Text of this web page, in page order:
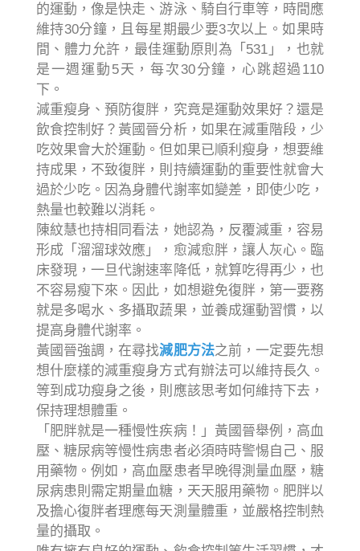
的運動，像是快走、游泳、騎自行車等，時間應
維持30分鐘，且每星期最少要3次以上。如果時
間、體力允許，最佳運動原則為「531」，也就
是一週運動5天，每次30分鐘，心跳超過110
下。
減重瘦身、預防復胖，究竟是運動效果好？還是
飲食控制好？黃國晉分析，如果在減重階段，少
吃效果會大於運動。但如果已順利瘦身，想要維
持成果，不致復胖，則持續運動的重要性就會大
過於少吃。因為身體代謝率如變差，即使少吃，
熱量也較難以消耗。
陳紋慧也持相同看法，她認為，反覆減重，容易
形成「溜溜球效應」，愈減愈胖，讓人灰心。臨
床發現，一旦代謝速率降低，就算吃得再少，也
不容易瘦下來。因此，如想避免復胖，第一要務
就是多喝水、多攝取蔬果，並養成運動習慣，以
提高身體代謝率。
黃國晉強調，在尋找減肥方法之前，一定要先想
想什麼樣的減重瘦身方式有辦法可以維持長久。
等到成功瘦身之後，則應該思考如何維持下去，
保持理想體重。
「肥胖就是一種慢性疾病！」黃國晉舉例，高血
壓、糖尿病等慢性病患者必須時時警惕自己、服
用藥物。例如，高血壓患者早晚得測量血壓，糖
尿病患則需定期量血糖，天天服用藥物。肥胖以
及擔心復胖者理應每天測量體重，並嚴格控制熱
量的攝取。